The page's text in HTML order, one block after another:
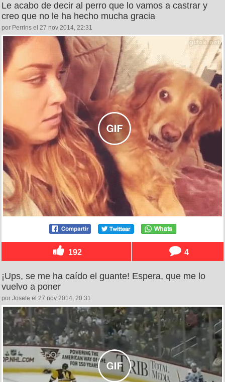
Le acabo de decir al perro que lo vamos a castrar y
creo que no le ha hecho mucha gracia
por Perrins el 27 nov 2014, 22:31
192 4
¡Ups, se me ha caído el guante! Espera, que me lo
vuelvo a poner
por Josete el 27 nov 2014, 20:31